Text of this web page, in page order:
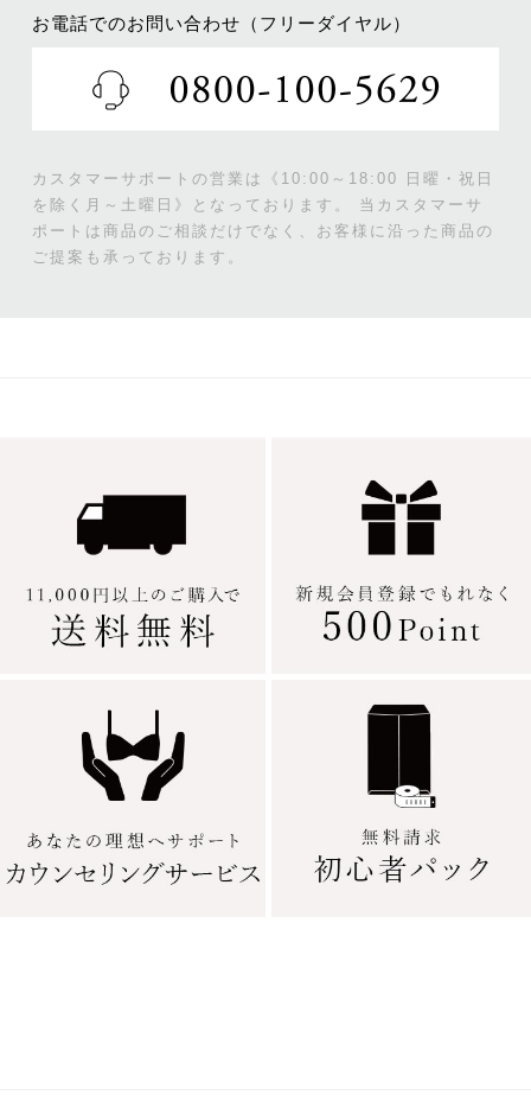
お電話でのお問い合わせ（フリーダイヤル）
カスタマーサポートの営業は《10:00～18:00 日曜・祝日
を除く月～土曜日》となっております。
当カスタマーサ
ポートは商品のご相談だけでなく、お客様に沿った商品の
ご提案も承っております。